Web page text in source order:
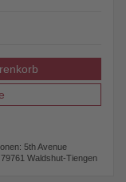
5th Avenue
Waldshut-Tiengen